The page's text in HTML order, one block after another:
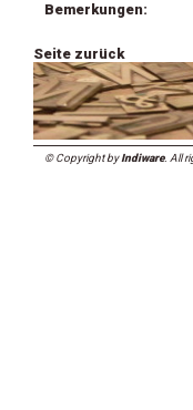
Bemerkungen:
Seite zurück
© Copyright byIndiware. All